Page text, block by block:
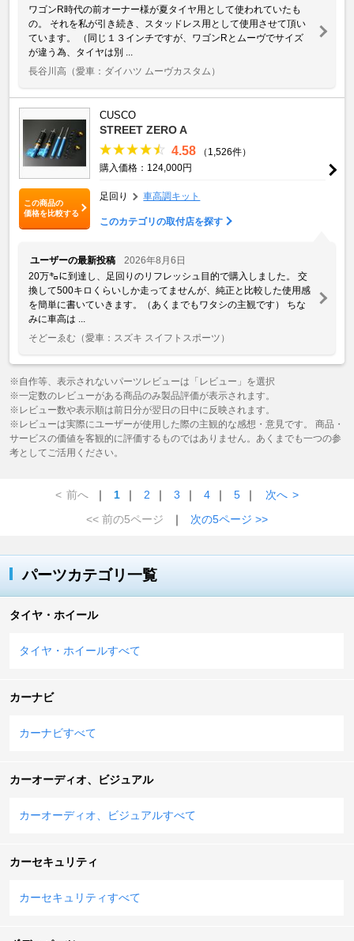
ワゴンR時代の前オーナー様が夏タイヤ用として使われていたも
の。 それを私が引き続き、スタッドレス用として使用させて頂い
ています。 （同じ１３インチですが、ワゴンRとムーヴでサイズ
が違う為、タイヤは別 ...
長谷川高 （愛車：ダイハツ ムーヴカスタム）
この商品の
価格を比較する
CUSCO
STREET ZERO A
4.58
（1,526件）
購入価格：124,000円
足回り 車高調キット
このカテゴリの取付店を探す
ユーザーの最新投稿
2026年8月6日
20万㌔に到達し、足回りのリフレッシュ目的で購入しました。 交
換して500キロくらいしか走ってませんが、純正と比較した使用感
を簡単に書いていきます。（あくまでもワタシの主観です） ちな
みに車高は ...
そどーゑむ （愛車：スズキ スイフトスポーツ）
※自作等、表示されないパーツレビューは「レビュー」を選択
※一定数のレビューがある商品のみ製品評価が表示されます。
※レビュー数や表示順は前日分が翌日の日中に反映されます。
※レビューは実際にユーザーが使用した際の主観的な感想・意見です。 商品・
サービスの価値を客観的に評価するものではありません。あくまでも一つの参
考としてご活用ください。
< 前へ ｜ 1 ｜ 2 ｜ 3 ｜ 4 ｜ 5 ｜ 次へ >
<< 前の5ページ
｜ 次の5ページ >>
パーツカテゴリ一覧
タイヤ・ホイール
タイヤ・ホイールすべて
カーナビ
カーナビすべて
カーオーディオ、ビジュアル
カーオーディオ、ビジュアルすべて
カーセキュリティ
カーセキュリティすべて